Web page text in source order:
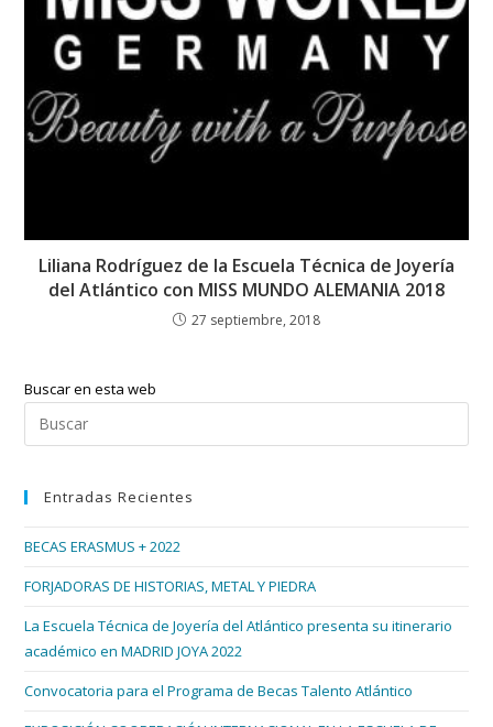
Liliana Rodríguez de la Escuela Técnica de Joyería
del Atlántico con MISS MUNDO ALEMANIA 2018
27 septiembre, 2018
Buscar en esta web
Entradas Recientes
BECAS ERASMUS + 2022
FORJADORAS DE HISTORIAS, METAL Y PIEDRA
La Escuela Técnica de Joyería del Atlántico presenta su itinerario
académico en MADRID JOYA 2022
Convocatoria para el Programa de Becas Talento Atlántico